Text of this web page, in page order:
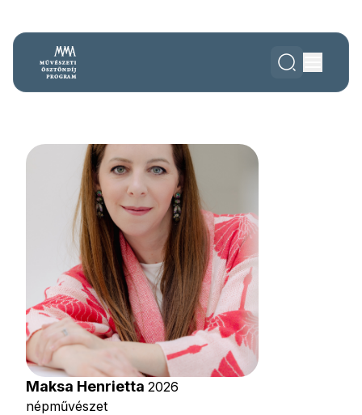
Maksa Henrietta 2026
népművészet